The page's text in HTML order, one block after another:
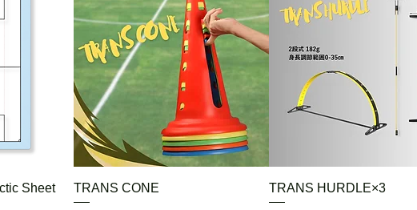
少の水気にも耐える屋内外の柔軟なトレーニング対応力
ア社製 高機能人工皮革「コードレ®」使用
な風合いとしなやかさを再現し、耐久性と品質を両立
切使用しない、動物愛護と環境配慮を両立した素材
レ®」とは？
されている表面素材は、帝人フロンティア社が開発した
コードレ®」。天然皮革と極めて近い三次元構造を持
ー Sheet クイックビュー
TRANS CONE クイックビュー
TRANS HURDLE×3